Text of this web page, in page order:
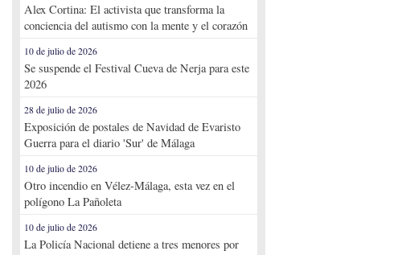
Alex Cortina: El activista que transforma la
conciencia del autismo con la mente y el corazón
10 de julio de 2026
Se suspende el Festival Cueva de Nerja para este
2026
28 de julio de 2026
Exposición de postales de Navidad de Evaristo
Guerra para el diario 'Sur' de Málaga
10 de julio de 2026
Otro incendio en Vélez-Málaga, esta vez en el
polígono La Pañoleta
10 de julio de 2026
La Policía Nacional detiene a tres menores por